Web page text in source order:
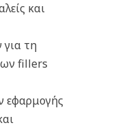
και
τη
fillers
εφαρμογής